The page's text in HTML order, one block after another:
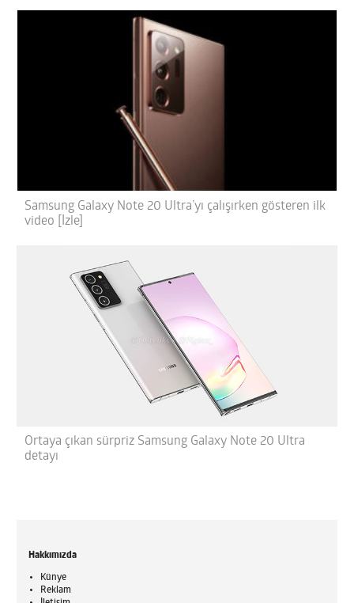
Samsung Galaxy Note 20 Ultra’yı çalışırken gösteren ilk
video [İzle]
Ortaya çıkan sürpriz Samsung Galaxy Note 20 Ultra
detayı
Hakkımızda
Künye
Reklam